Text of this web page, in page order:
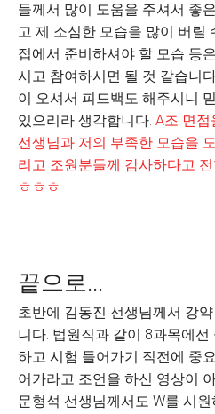
들께서 많이 도움을 주셔서 좋
고 제 소심한 모습을 많이 버릴
접에서 준비하셔야 할 모습 등
시고 참여하시면 될 것 같습니
이 오셔서 피드백도 해주시니
있으리라 생각합니다. A조 면접
선생님과 저의 부족한 모습을
리고 조원분들께 감사하다고
ㅎㅎㅎ
끝으로...
초반에 김동진 선생님께서 강
니다. 법원직과 같이 8과목에
하고 시험 들어가기 직전에 중
어가라고 조언을 하신 영상이
문형석 선생님께서도 W를 시